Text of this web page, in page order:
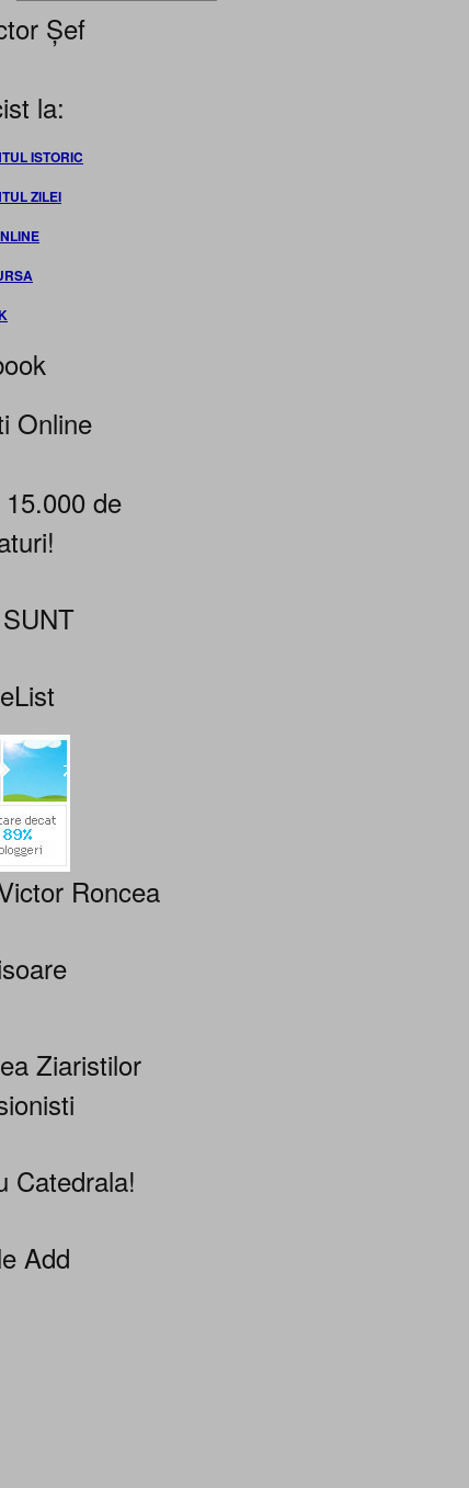
Șef
la:
ISTORIC
ZILEI
Online
de
Roncea
Ziaristilor
Catedrala!
Add